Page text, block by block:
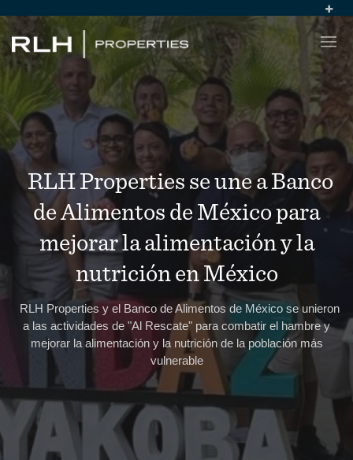
RLH Properties se une a Banco
de Alimentos de México para
mejorar la alimentación y la
nutrición en México
RLH Properties y el Banco de Alimentos de México se unieron
a las actividades de "Al Rescate" para combatir el hambre y
mejorar la alimentación y la nutrición de la población más
vulnerable